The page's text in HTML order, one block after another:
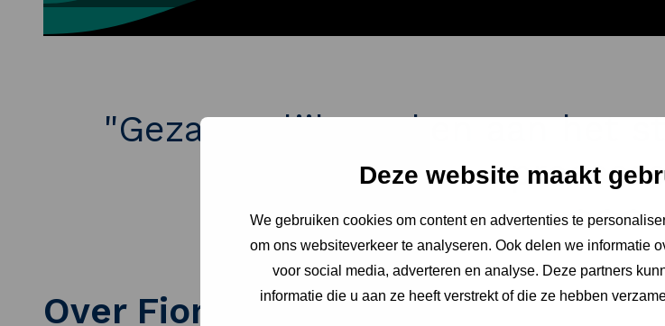
Deze website maakt
We gebruiken cookies om content en advertenties te
om ons websiteverkeer te analyseren. Ook delen we informatie
voor social media, adverteren en analyse. Deze partners
informatie die u aan ze heeft verstrekt of die ze hebben
"Gezamenlijk werken aan het
Over Fiona Arends